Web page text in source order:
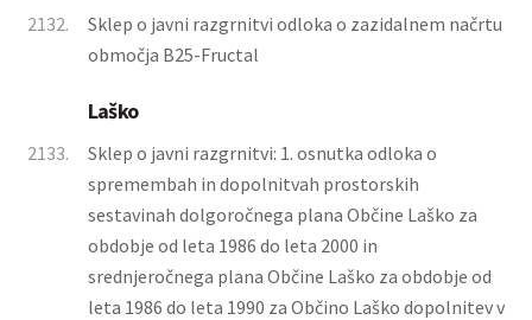
2132.
Sklep o javni razgrnitvi odloka o zazidalnem načrtu
območja B25-Fructal
Laško
2133.
Sklep o javni razgrnitvi: 1. osnutka odloka o
spremembah in dopolnitvah prostorskih
sestavinah dolgoročnega plana Občine Laško za
obdobje od leta 1986 do leta 2000 in
srednjeročnega plana Občine Laško za obdobje od
leta 1986 do leta 1990 za Občino Laško dopolnitev v